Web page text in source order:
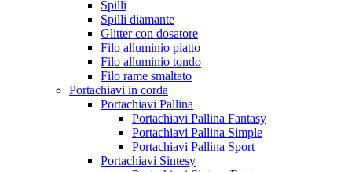
Spilli
Spilli diamante
Glitter con dosatore
Filo alluminio piatto
Filo alluminio tondo
Filo rame smaltato
Portachiavi in corda
Portachiavi Pallina
Portachiavi Pallina Fantasy
Portachiavi Pallina Simple
Portachiavi Pallina Sport
Portachiavi Sintesy